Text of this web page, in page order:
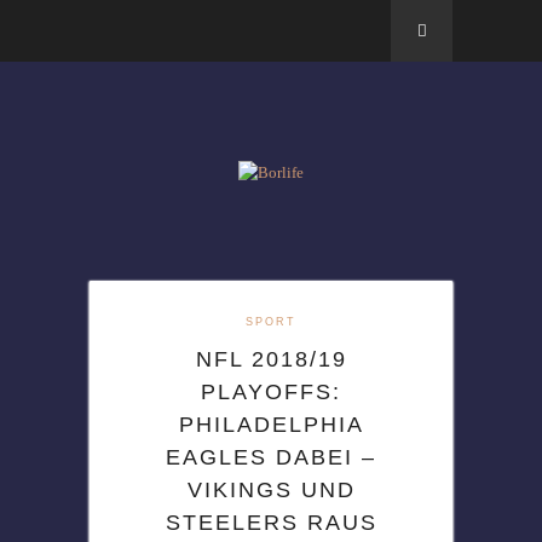
SPORT
NFL 2018/19
PLAYOFFS:
PHILADELPHIA
EAGLES DABEI –
VIKINGS UND
STEELERS RAUS